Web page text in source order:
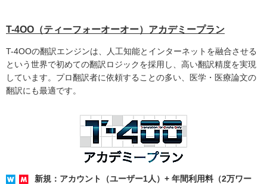
T-4OO（ティーフォーオーオー）アカデミープラン
T-4OOの翻訳エンジンは、人工知能とインターネットを融合させる
という世界で初めての翻訳ロジックを採用し、高い翻訳精度を実現
しています。プロ翻訳者に依頼することの多い、医学・医療論文の
翻訳にも最適です。
新規：アカウント（ユーザー1人）+ 年間利用料（2万ワー